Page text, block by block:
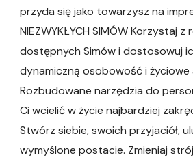
przyda się jako towarzysz na
NIEZWYKŁYCH SIMÓW Korzystaj
dostępnych Simów i dostosowuj
dynamiczną osobowość i życiowe
Rozbudowane narzędzia do
Ci wcielić w życie najbardziej
Stwórz siebie, swoich przyjaciół,
wymyślone postacie. Zmieniaj